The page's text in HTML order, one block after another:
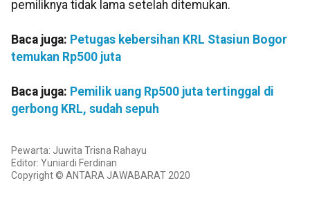
pemiliknya tidak lama setelah ditemukan.
Baca juga: Petugas kebersihan KRL Stasiun Bogor
temukan Rp500 juta
Baca juga: Pemilik uang Rp500 juta tertinggal di
gerbong KRL, sudah sepuh
Pewarta: Juwita Trisna Rahayu
Editor: Yuniardi Ferdinan
Copyright © ANTARA JAWABARAT 2020